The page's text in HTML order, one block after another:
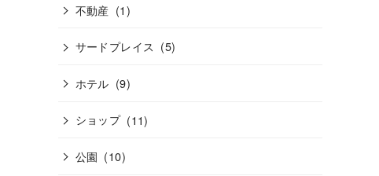
不動産 (1)
サードプレイス (5)
ホテル (9)
ショップ (11)
公園 (10)